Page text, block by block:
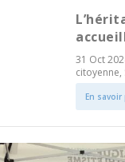
31 Oct
citoyenne,
En savoir